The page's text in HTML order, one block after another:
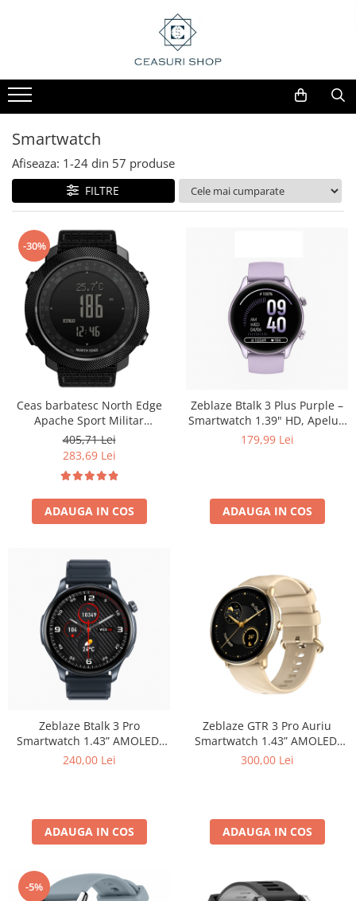
Smartwatch
Afiseaza: 1-24 din 57 produse
FILTRE
-30%
Ceas barbatesc North Edge
Apache Sport Militar
Altimetru Busola Temperatura
Barometru Alarma Negru
405,71 Lei
283,69 Lei
ADAUGA IN COS
Zeblaze Btalk 3 Plus Purple –
Smartwatch 1.39" HD, Apeluri
Bluetooth, HR, SpO₂, Fitness,
179,99 Lei
ADAUGA IN COS
Zeblaze Btalk 3 Pro
Smartwatch 1.43” AMOLED,
Apeluri Bluetooth, IP68, HR,
240,00 Lei
ADAUGA IN COS
Zeblaze GTR 3 Pro Auriu
Smartwatch 1.43” AMOLED,
Oțel Inoxidabil, Apeluri
300,00 Lei
ADAUGA IN COS
-5%